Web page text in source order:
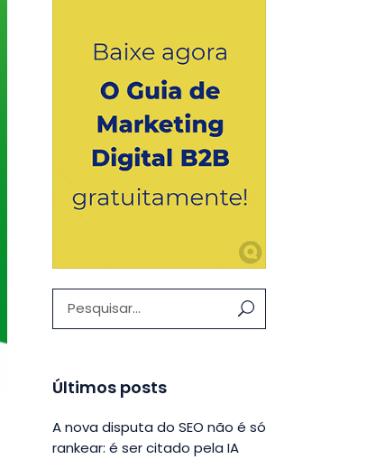
Pesquisar:
Últimos posts
A nova disputa do SEO não é só
rankear: é ser citado pela IA